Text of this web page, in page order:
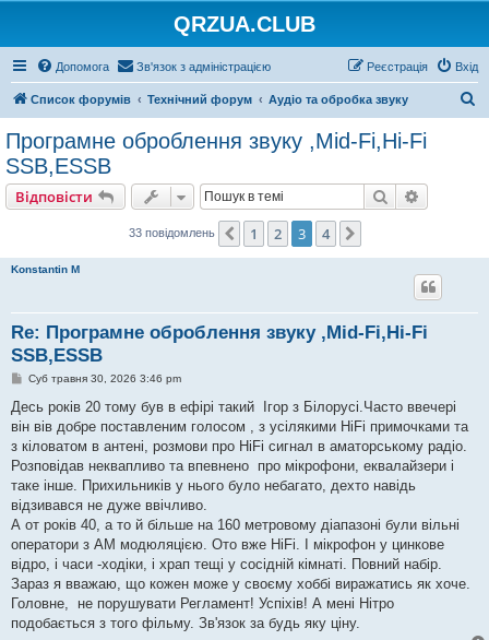
QRZUA.CLUB
Допомога Зв'язок з адміністрацією Вхід
Реєстрація
Список форумів Технічний форум Аудіо та обробка звуку
Програмне оброблення звуку ,Mid-Fi,Hi-Fi
SSB,ESSB
Відповісти Пошук
33 повідомлень Поперед.
1 2 3 4
Konstantin M
Re: Програмне оброблення звуку ,Mid-Fi,Hi-Fi
SSB,ESSB
П
в
д
о
л
е
н
я
Суб травня 30, 2026 3:46 pm
Десь років 20 тому був в ефірі такий Ігор з Білорусі.Часто ввечері
він вів добре поставленим голосом , з усілякими HiFi примочками та
з кіловатом в антені, розмови про HiFi сигнал в аматорському радіо.
Розповідав неквапливо та впевнено про мікрофони, еквалайзери і
таке інше. Прихильників у нього було небагато, дехто навідь
відзивався не дуже ввічливо.
А от років 40, а то й більше на 160 метровому діапазоні були вільні
оператори з АМ модюляцією. Ото вже HiFi. І мікрофон у цинкове
відро, і часи -ходіки, і храп тещі у сосідній кімнаті. Повний набір.
Зараз я вважаю, що кожен може у своєму хоббі виражатись як хоче.
Головне, не порушувати Регламент! Успіхів! А мені Нітро
подобається з того фільму. Зв'язок за будь яку ціну.